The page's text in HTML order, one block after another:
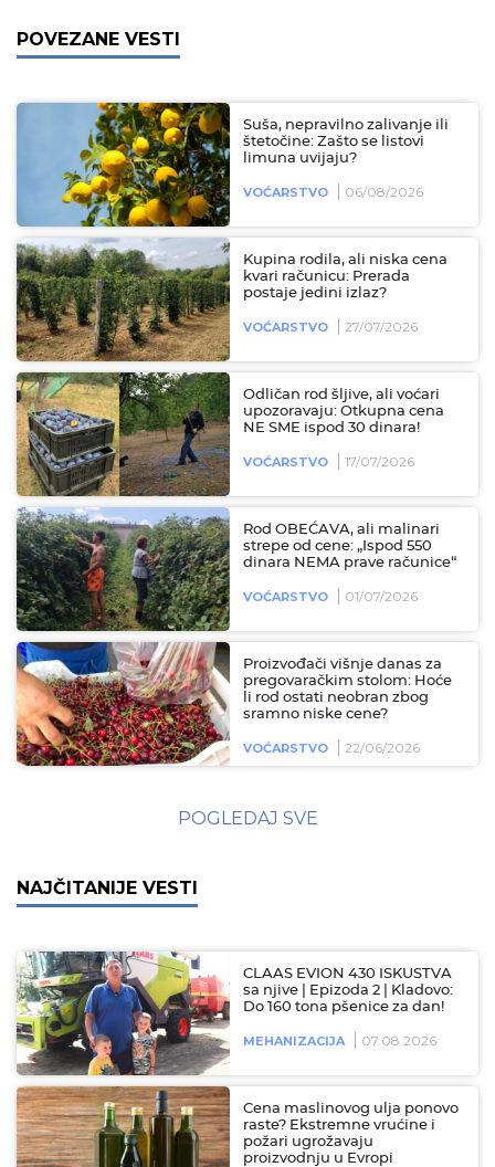
POVEZANE VESTI
Suša, nepravilno zalivanje ili
štetočine: Zašto se listovi
limuna uvijaju?
VOĆARSTVO 06/08/2026
Kupina rodila, ali niska cena
kvari računicu: Prerada
postaje jedini izlaz?
VOĆARSTVO 27/07/2026
Odličan rod šljive, ali voćari
upozoravaju: Otkupna cena
NE SME ispod 30 dinara!
VOĆARSTVO 17/07/2026
Rod OBEĆAVA, ali malinari
strepe od cene: „Ispod 550
dinara NEMA prave računice“
VOĆARSTVO 01/07/2026
Proizvođači višnje danas za
pregovaračkim stolom: Hoće
li rod ostati neobran zbog
sramno niske cene?
VOĆARSTVO 22/06/2026
POGLEDAJ SVE
NAJČITANIJE VESTI
CLAAS EVION 430 ISKUSTVA
sa njive | Epizoda 2 | Kladovo:
Do 160 tona pšenice za dan!
MEHANIZACIJA 07.08.2026
Cena maslinovog ulja ponovo
raste? Ekstremne vrućine i
požari ugrožavaju
proizvodnju u Evropi